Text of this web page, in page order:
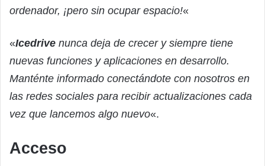
ordenador, ¡pero sin ocupar espacio!«
«Icedrive nunca deja de crecer y siempre tiene
nuevas funciones y aplicaciones en desarrollo.
Manténte informado conectándote con nosotros en
las redes sociales para recibir actualizaciones cada
vez que lancemos algo nuevo«.
Acceso